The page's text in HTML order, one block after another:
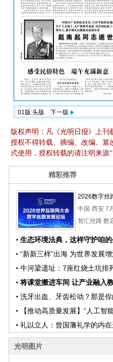
01版:头版 下一版
版权声明：凡《光明日报》上刊
授权不得转载、摘编、改编、
式使用，授权转载的请注明来源“